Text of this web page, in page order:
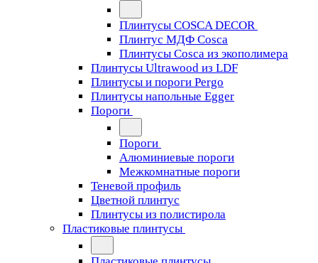
Плинтусы COSCA DECOR
Плинтус МДФ Cosca
Плинтусы Cosca из экополимера
Плинтусы Ultrawood из LDF
Плинтусы и пороги Pergo
Плинтусы напольные Egger
Пороги
Пороги
Алюминиевые пороги
Межкомнатные пороги
Теневой профиль
Цветной плинтус
Плинтусы из полистирола
Пластиковые плинтусы